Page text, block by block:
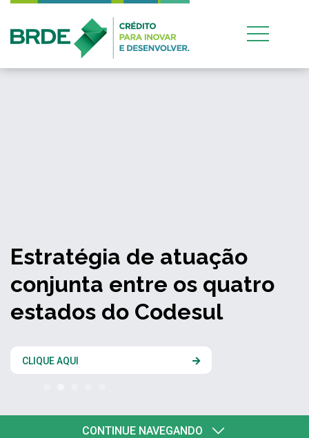
Estratégia de atuação
conjunta entre os quatro
estados do Codesul
CLIQUE AQUI
CONTINUE NAVEGANDO